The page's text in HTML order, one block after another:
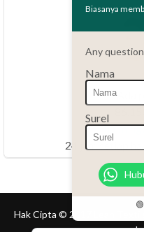
Ada
24 jam setiap
Hak Cipta © 2017 Lean
Biasanya
Any
Nama
Surel
English
Français
Español
Português do Brasil